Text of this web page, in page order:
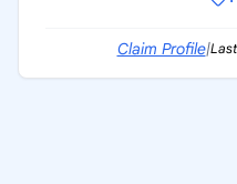
Claim Profile|